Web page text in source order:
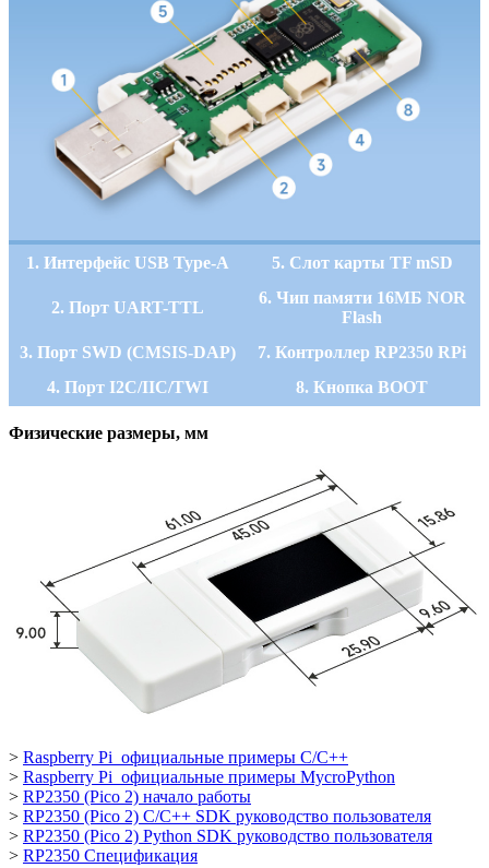
1. Интерфейс USB Type-A 5. Слот карты TF mSD
2. Порт UART-TTL
6. Чип памяти 16МБ NOR
Flash
3. Порт SWD (CMSIS-DAP)
7. Контроллер RP2350 RPi
4. Порт I2C/IIC/TWI
8. Кнопка BOOT
Физические размеры, мм
> Raspberry Pi официальные примеры C/C++
> Raspberry Pi официальные примеры MycroPython
> RP2350 (Pico 2) начало работы
> RP2350 (Pico 2) C/C++ SDK руководство пользователя
> RP2350 (Pico 2) Python SDK руководство пользователя
> RP2350 Спецификация